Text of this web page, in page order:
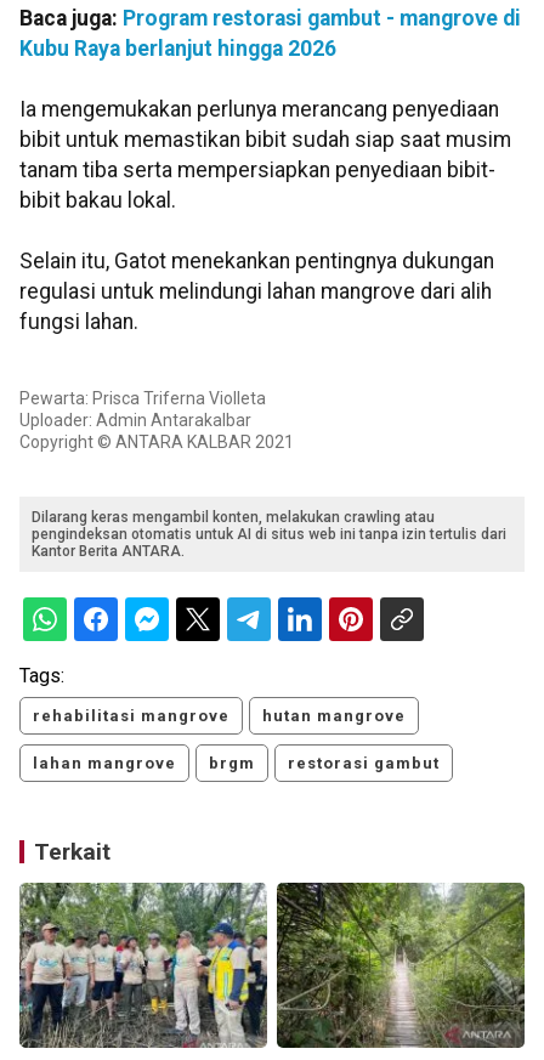
Baca juga: Program restorasi gambut - mangrove di
Kubu Raya berlanjut hingga 2026
Ia mengemukakan perlunya merancang penyediaan
bibit untuk memastikan bibit sudah siap saat musim
tanam tiba serta mempersiapkan penyediaan bibit-
bibit bakau lokal.
Selain itu, Gatot menekankan pentingnya dukungan
regulasi untuk melindungi lahan mangrove dari alih
fungsi lahan.
Pewarta: Prisca Triferna Violleta
Uploader: Admin Antarakalbar
Copyright © ANTARA KALBAR 2021
Dilarang keras mengambil konten, melakukan crawling atau
pengindeksan otomatis untuk AI di situs web ini tanpa izin tertulis dari
Kantor Berita ANTARA.
Tags:
rehabilitasi mangrove hutan mangrove
lahan mangrove brgm restorasi gambut
Terkait